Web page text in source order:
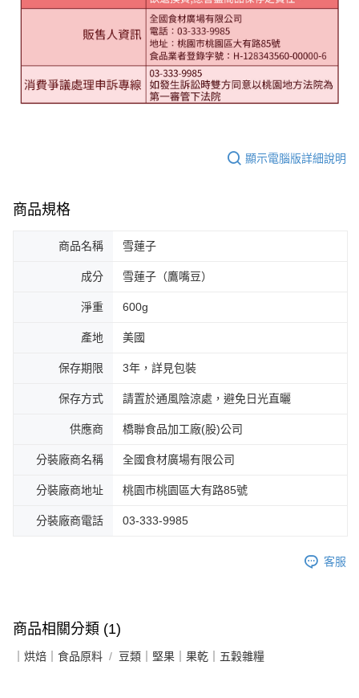
顯示電腦版詳細說明
商品規格
商品名稱 雪蓮子
成分 雪蓮子（鷹嘴豆）
淨重 600g
產地 美國
保存期限 3年，詳見包裝
保存方式 請置於通風陰涼處，避免日光直曬
供應商 橋聯食品加工廠(股)公司
分裝廠商名稱 全國食材廣場有限公司
分裝廠商地址 桃園市桃園區大有路85號
分裝廠商電話 03-333-9985
客服
商品相關分類 (1)
｜烘焙｜食品原料 豆類｜堅果｜果乾｜五穀雜糧